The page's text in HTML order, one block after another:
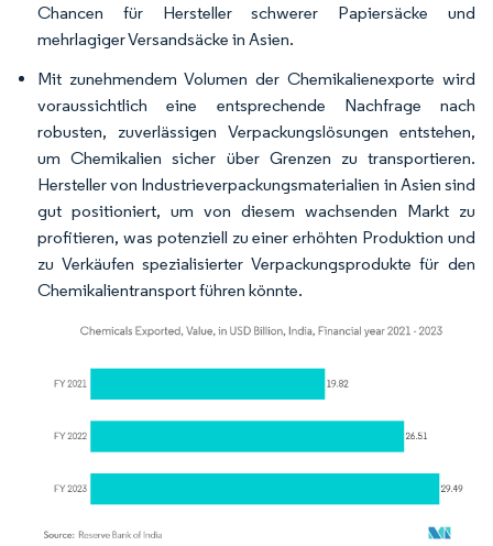
Chancen für Hersteller schwerer Papiersäcke und
mehrlagiger Versandsäcke in Asien.
Mit zunehmendem Volumen der Chemikalienexporte wird
voraussichtlich eine entsprechende Nachfrage nach
robusten, zuverlässigen Verpackungslösungen entstehen,
um Chemikalien sicher über Grenzen zu transportieren.
Hersteller von Industrieverpackungsmaterialien in Asien sind
gut positioniert, um von diesem wachsenden Markt zu
profitieren, was potenziell zu einer erhöhten Produktion und
zu Verkäufen spezialisierter Verpackungsprodukte für den
Chemikalientransport führen könnte.